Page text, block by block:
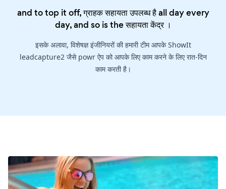
and to top it off, ग्राहक सहायता उपलब्ध है all day every
day, and so is theसहायता केंद्र।
इसके अलावा, विशेषज्ञ इंजीनियरों की हमारी टीम आपके ShowIt
leadcapture2 जैसे powr ऐप को आपके लिए काम करने के लिए रात-दिन
काम करती है।